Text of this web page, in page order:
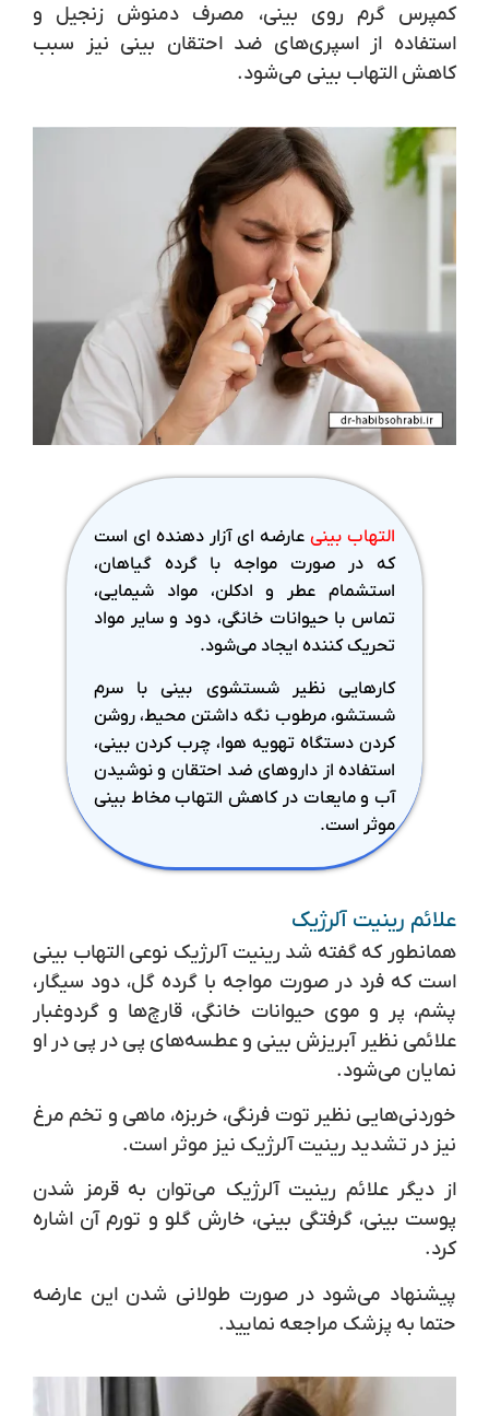
کمپرس گرم روی بینی، مصرف دمنوش زنجیل و
استفاده از اسپری‌های ضد احتقان بینی نیز سبب
کاهش التهاب بینی می‌شود.
التهاب بینیعارضه ای آزار دهنده ای است
که در صورت مواجه با گرده گیاهان،
استشمام عطر و ادکلن، مواد شیمایی،
تماس با حیوانات خانگی، دود و سایر مواد
تحریک کننده ایجاد می‌شود.
کارهایی نظیر شستشوی بینی با سرم
شستشو، مرطوب نگه داشتن محیط، روشن
کردن دستگاه تهویه هوا، چرب کردن بینی،
استفاده از داروهای ضد احتقان و نوشیدن
آب و مایعات در کاهش التهاب مخاط بینی
موثر است.
علائم رینیت آلرژیک
همانطور که گفته شد رینیت آلرژیک نوعی التهاب بینی
است که فرد در صورت مواجه با گرده گل، دود سیگار،
پشم، پر و موی حیوانات خانگی، قارچ‌ها و گردوغبار
علائمی نظیر آبریزش بینی و عطسه‌های پی در پی در او
نمایان می‌شود.
خوردنی‌هایی نظیر توت فرنگی، خربزه، ماهی و تخم مرغ
نیز در تشدید رینیت آلرژیک نیز موثر است.
از دیگر علائم رینیت آلرژیک می‌توان به قرمز شدن
پوست بینی، گرفتگی بینی، خارش گلو و تورم آن اشاره
کرد.
پیشنهاد می‌شود در صورت طولانی شدن این عارضه
حتما به پزشک مراجعه نمایید.